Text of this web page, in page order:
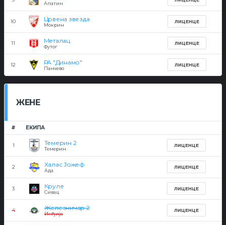
Апатин
10 Црвена звезда
Мокрин
ЛИЦЕНЦЕ
11 Металац
Футог
ЛИЦЕНЦЕ
12 РА "Динамо"
Панчево
ЛИЦЕНЦЕ
ЖЕНЕ
# ЕКИПА
1 Темерин 2
Темерин
ЛИЦЕНЦЕ
2 Халас Јожеф
Ада
ЛИЦЕНЦЕ
3 Круле
Сивац
ЛИЦЕНЦЕ
4 Железничар 2
Инђија
ЛИЦЕНЦЕ